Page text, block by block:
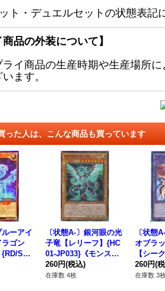
ト・デュエルセットの状態表記
商品の外装について】
イ商品の生産時期や生産場所
ます。
った人は、こんな商品も買っています
ルーアイ
ラゴン
{RD/SD0
モンス
〔状態A-〕銀河眼の光
子竜【レリーフ】{HC
01-JP033}《モンスタ
ー》
260円(税込)
在庫数 4枚
〔状態
オブラ
【シー
V-
260円(
在庫数 3